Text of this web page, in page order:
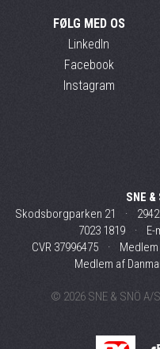
FØLG MED OS
LinkedIn
Facebook
Instagram
SNE
Skodsborgparken 21 ·
7023 1819· E-
CVR 37996475 ·
Medlem af
© 2026 SNE & SNÖ